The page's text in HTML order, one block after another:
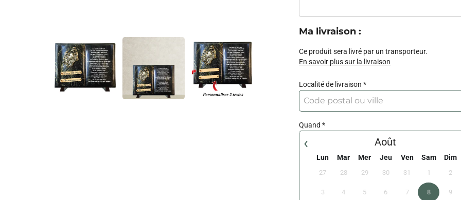
Ma livraison :
Ce produit sera livré par un transporteur.
En savoir plus sur la livraison
Localité de livraison
Quand
‹ Août
Lun Mar Mer Jeu Ven Sam Dim
27 28 29 30 31 1 2
3 4 5 6 7 8 9